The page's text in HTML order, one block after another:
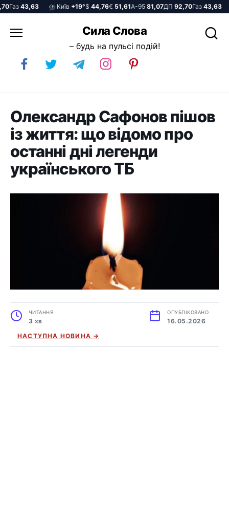
43,63 ⛈️ Київ+19°$44,76€51,61А-9581,07ДП92,70Газ43,63
до
Сила Слова
– будь на пульсі подій!
Олександр Сафонов пішов
із життя: що відомо про
останні дні легенди
українського ТБ
ЧИТАННЯ
3 хв
ОПУБЛІКОВАНО
16.05.2026
НАСТУПНА НОВИНА →